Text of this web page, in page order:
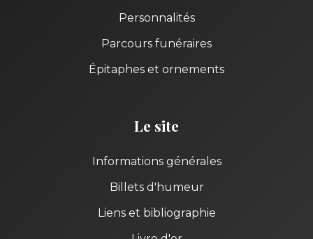
Personnalités
Parcours funéraires
Épitaphes et ornements
Le site
Informations générales
Billets d'humeur
Liens et bibliographie